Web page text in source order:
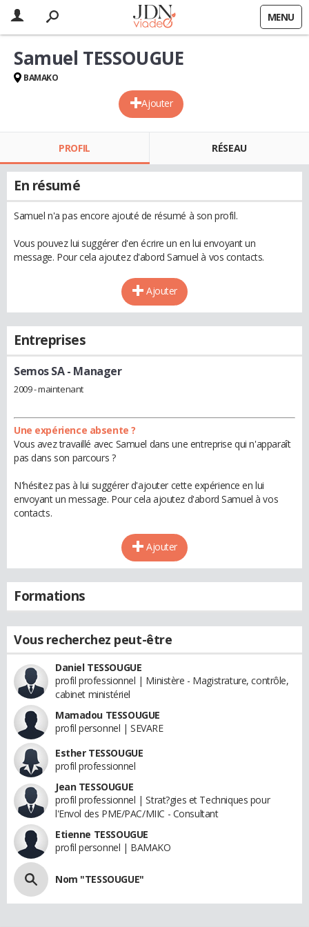
MENU
Ajouter
Samuel TESSOUGUE
BAMAKO
PROFIL RÉSEAU
En résumé
Samuel n'a pas encore ajouté de résumé à son profil.
Vous pouvez lui suggérer d'en écrire un en lui envoyant un
message. Pour cela ajoutez d'abord Samuel à vos contacts.
Ajouter
Entreprises
Semos SA- Manager
2009 - maintenant
Une expérience absente ?
Vous avez travaillé avec Samuel dans une entreprise qui n'apparaît
pas dans son parcours ?
N'hésitez pas à lui suggérer d'ajouter cette expérience en lui
envoyant un message. Pour cela ajoutez d'abord Samuel à vos
contacts.
Ajouter
Formations
Vous recherchez peut-être
Daniel TESSOUGUE
profil professionnel | Ministère - Magistrature, contrôle,
cabinet ministériel
Mamadou TESSOUGUE
profil personnel | SEVARE
Esther TESSOUGUE
profil professionnel
Jean TESSOUGUE
profil professionnel | Strat?gies et Techniques pour
l'Envol des PME/PAC/MIIC - Consultant
Etienne TESSOUGUE
profil personnel | BAMAKO
Nom "TESSOUGUE"